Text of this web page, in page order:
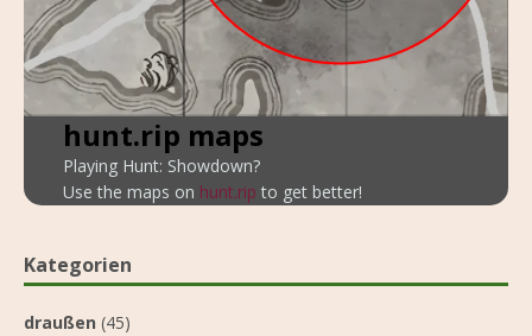
hunt.rip maps
Playing Hunt: Showdown?
Use the maps on hunt.rip to get better!
Kategorien
draußen (45)